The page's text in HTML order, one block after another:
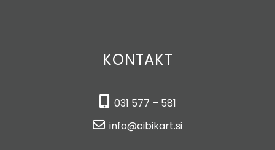
KONTAKT
031 577 – 581
info@cibikart.si